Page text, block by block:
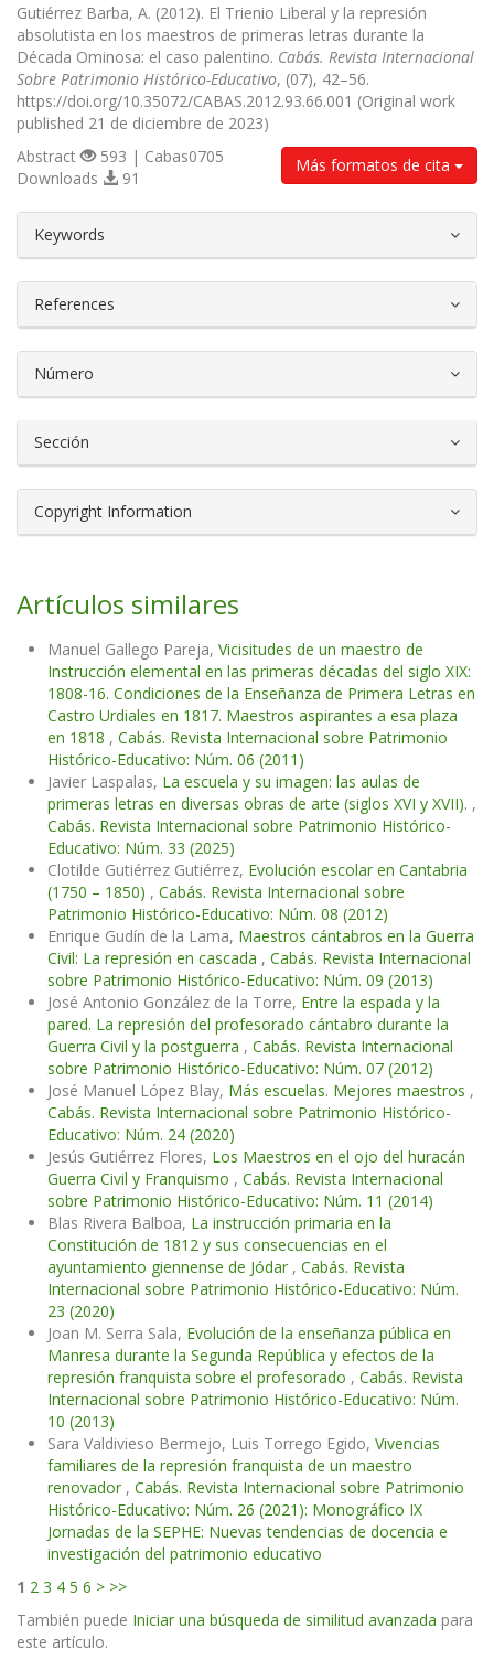
Gutiérrez Barba, A. (2012). El Trienio Liberal y la represión
absolutista en los maestros de primeras letras durante la
Década Ominosa: el caso palentino. Cabás. Revista Internacional
Sobre Patrimonio Histórico-Educativo, (07), 42–56.
https://doi.org/10.35072/CABAS.2012.93.66.001 (Original work
published 21 de diciembre de 2023)
Más formatos de cita
Abstract
593 | Cabas0705
Downloads
91
Keywords
References
Número
Sección
Copyright Information
Artículos similares
Manuel Gallego Pareja, Vicisitudes de un maestro de
Instrucción elemental en las primeras décadas del siglo XIX:
1808-16. Condiciones de la Enseñanza de Primera Letras en
Castro Urdiales en 1817. Maestros aspirantes a esa plaza
en 1818 , Cabás. Revista Internacional sobre Patrimonio
Histórico-Educativo: Núm. 06 (2011)
Javier Laspalas, La escuela y su imagen: las aulas de
primeras letras en diversas obras de arte (siglos XVI y XVII). ,
Cabás. Revista Internacional sobre Patrimonio Histórico-
Educativo: Núm. 33 (2025)
Clotilde Gutiérrez Gutiérrez, Evolución escolar en Cantabria
(1750 – 1850) , Cabás. Revista Internacional sobre
Patrimonio Histórico-Educativo: Núm. 08 (2012)
Enrique Gudín de la Lama, Maestros cántabros en la Guerra
Civil: La represión en cascada , Cabás. Revista Internacional
sobre Patrimonio Histórico-Educativo: Núm. 09 (2013)
José Antonio González de la Torre, Entre la espada y la
pared. La represión del profesorado cántabro durante la
Guerra Civil y la postguerra , Cabás. Revista Internacional
sobre Patrimonio Histórico-Educativo: Núm. 07 (2012)
José Manuel López Blay, Más escuelas. Mejores maestros ,
Cabás. Revista Internacional sobre Patrimonio Histórico-
Educativo: Núm. 24 (2020)
Jesús Gutiérrez Flores, Los Maestros en el ojo del huracán
Guerra Civil y Franquismo , Cabás. Revista Internacional
sobre Patrimonio Histórico-Educativo: Núm. 11 (2014)
Blas Rivera Balboa, La instrucción primaria en la
Constitución de 1812 y sus consecuencias en el
ayuntamiento giennense de Jódar , Cabás. Revista
Internacional sobre Patrimonio Histórico-Educativo: Núm.
23 (2020)
Joan M. Serra Sala, Evolución de la enseñanza pública en
Manresa durante la Segunda República y efectos de la
represión franquista sobre el profesorado , Cabás. Revista
Internacional sobre Patrimonio Histórico-Educativo: Núm.
10 (2013)
Sara Valdivieso Bermejo, Luis Torrego Egido, Vivencias
familiares de la represión franquista de un maestro
renovador , Cabás. Revista Internacional sobre Patrimonio
Histórico-Educativo: Núm. 26 (2021): Monográfico IX
Jornadas de la SEPHE: Nuevas tendencias de docencia e
investigación del patrimonio educativo
1 2 3 4 5 6 > >>
También puede Iniciar una búsqueda de similitud avanzada para
este artículo.